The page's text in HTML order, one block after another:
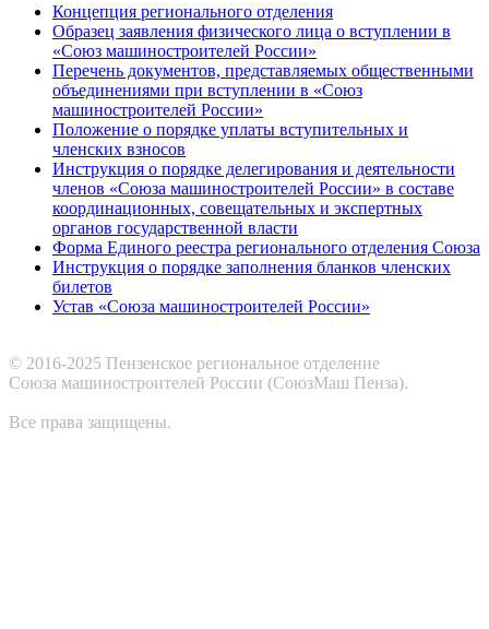
Концепция регионального отделения
Образец заявления физического лица о вступлении в
«Союз машиностроителей России»
Перечень документов, представляемых общественными
объединениями при вступлении в «Союз
машиностроителей России»
Положение о порядке уплаты вступительных и
членских взносов
Инструкция о порядке делегирования и деятельности
членов «Союза машиностроителей России» в составе
координационных, совещательных и экспертных
органов государственной власти
Форма Единого реестра регионального отделения Союза
Инструкция о порядке заполнения бланков членских
билетов
Устав «Союза машиностроителей России»
© 2016-2025 Пензенское региональное отделение
Cоюза машиностроителей России (СоюзМаш Пенза).
Все права защищены.